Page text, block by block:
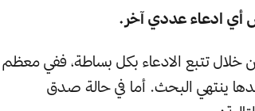
أي ادعاء عددي آخر.
خلال تتبع الادعاء بكل بساطة، ففي معظم
ينتهي البحث. أما في حالة صدق